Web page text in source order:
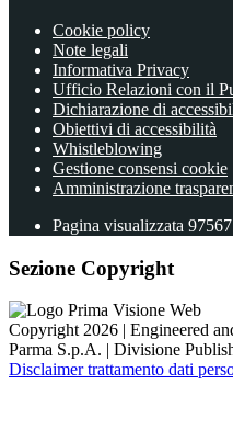
Cookie policy
Note legali
Informativa Privacy
Ufficio Relazioni con il
Dichiarazione di
Obiettivi di accessibilità
Whistleblowing
Gestione consensi cookie
Amministrazione
Pagina visualizzata 97567
Sezione Copyright
Copyright 2026 | Engineered
Parma S.p.A. | Divisione
Disclaimer trattamento dati